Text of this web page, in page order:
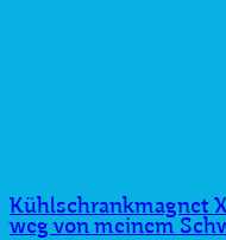
Kühlschrankmagnet
weg von meinem